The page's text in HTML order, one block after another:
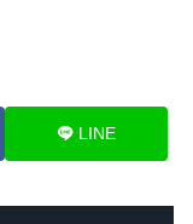
LINE